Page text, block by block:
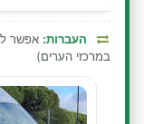
העברות: אפשר
במרכזי הערים)